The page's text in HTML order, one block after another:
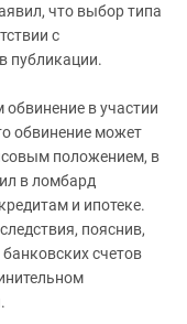
что выбор типа
с
публикации.
в участии
обвинение может
положением, в
в ломбард
и ипотеке.
пояснив,
счетов